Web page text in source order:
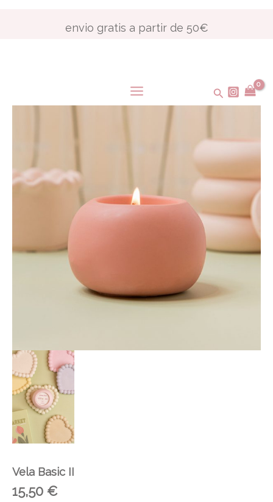
envio gratis a partir de 50€
Menu
Buscar
Vela Basic II
15,50 €